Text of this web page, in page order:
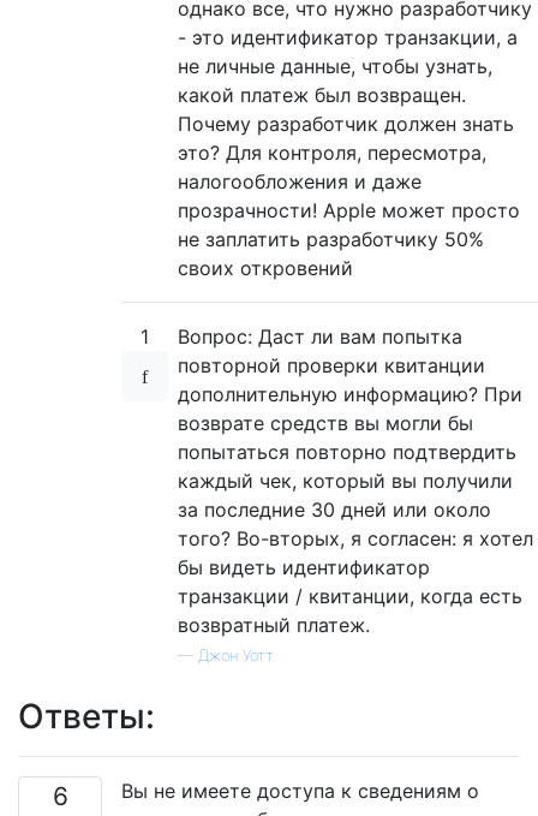
однако все, что нужно разработчику
- это идентификатор транзакции, а
не личные данные, чтобы узнать,
какой платеж был возвращен.
Почему разработчик должен знать
это? Для контроля, пересмотра,
налогообложения и даже
прозрачности! Apple может просто
не заплатить разработчику 50%
своих откровений
1
Вопрос: Даст ли вам попытка
повторной проверки квитанции
дополнительную информацию? При
возврате средств вы могли бы
попытаться повторно подтвердить
каждый чек, который вы получили
за последние 30 дней или около
того? Во-вторых, я согласен: я хотел
бы видеть идентификатор
транзакции / квитанции, когда есть
возвратный платеж.
— Джон Уотт
Ответы:
6
Вы не имеете доступа к сведениям о